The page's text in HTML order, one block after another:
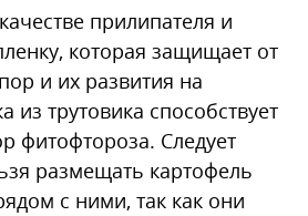
прилипателя и
которая защищает от
и их развития на
из трутовика способствует
фитофтороза. Следует
размещать картофель
с ними, так как они